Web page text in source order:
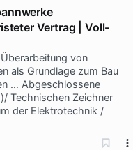
Vertrag | Voll-
von
als Grundlage zum Bau
… Abgeschlossene
Technischen Zeichner
der Elektrotechnik /